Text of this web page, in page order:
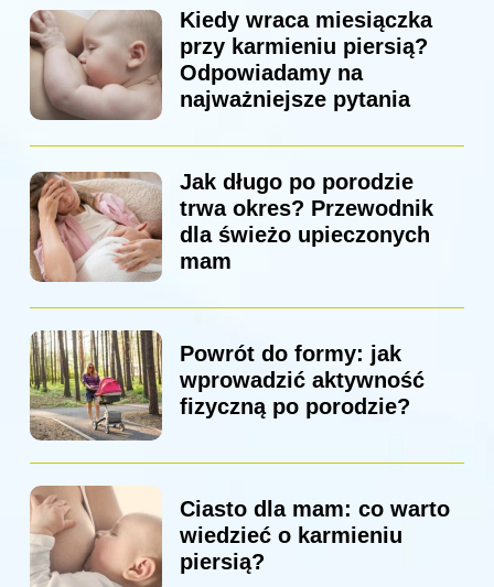
Kiedy wraca miesiączka
przy karmieniu piersią?
Odpowiadamy na
najważniejsze pytania
Jak długo po porodzie
trwa okres? Przewodnik
dla świeżo upieczonych
mam
Powrót do formy: jak
wprowadzić aktywność
fizyczną po porodzie?
Ciasto dla mam: co warto
wiedzieć o karmieniu
piersią?